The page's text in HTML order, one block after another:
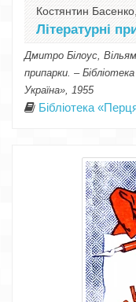
Костянтин Басенко,
Літературні
Дмитро Білоус,
припарки. –
Україна», 1955
Бібліотека